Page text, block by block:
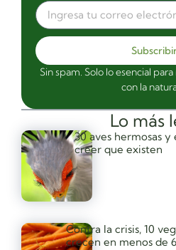
Lo más
30 aves hermosas y
creer que existen
Contra la crisis, 10
crecen en menos de
Sin spam. Solo lo esencial
con la